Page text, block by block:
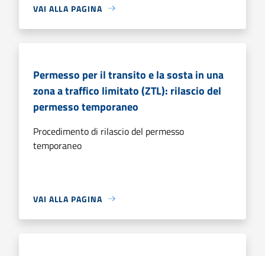
VAI ALLA PAGINA
Permesso per il transito e la sosta in una
zona a traffico limitato (ZTL): rilascio del
permesso temporaneo
Procedimento di rilascio del permesso
temporaneo
VAI ALLA PAGINA